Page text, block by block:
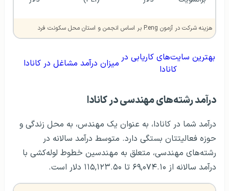
هزینه شرکت در آزمون P.eng بر اساس انجمن و استان محل سکونت فرد
بهترین سایت‌های کاریابی در
کانادا
میزان درآمد مشاغل در کانادا
درآمد رشته‌های مهندسی در کانادا
درآمد شما در کانادا، به عنوان یک مهندس، به محل زندگی و
حوزه فعالیتتان بستگی دارد. متوسط درآمد سالانه در
رشته‌های مهندسی، متعلق به مهندسین خطوط لوله‌کشی با
درآمد سالانه از ۶۹,۰۷۴.۱۰ تا ۱۱۵,۱۲۳.۵۰ دلار است.